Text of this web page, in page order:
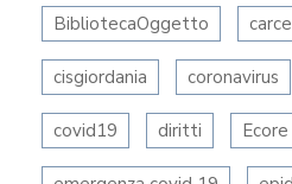
BibliotecaOggetto
cisgiordania coronavirus
covid19 diritti Ecore